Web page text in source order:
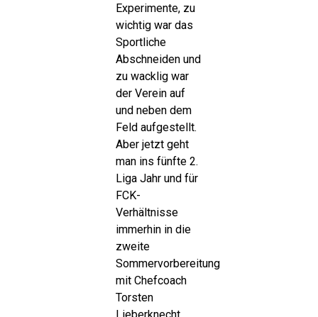
Experimente, zu
wichtig war das
Sportliche
Abschneiden und
zu wacklig war
der Verein auf
und neben dem
Feld aufgestellt.
Aber jetzt geht
man ins fünfte 2.
Liga Jahr und für
FCK-
Verhältnisse
immerhin in die
zweite
Sommervorbereitung
mit Chefcoach
Torsten
Lieberknecht.